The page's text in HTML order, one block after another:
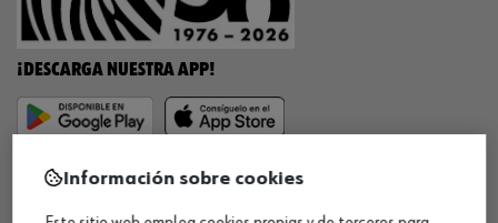
¡DESCARGA NUESTRA APP!
MÉTODOS DE PAGO
Información sobre cookies